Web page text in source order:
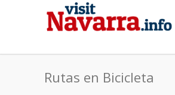
Rutas en Bicicleta